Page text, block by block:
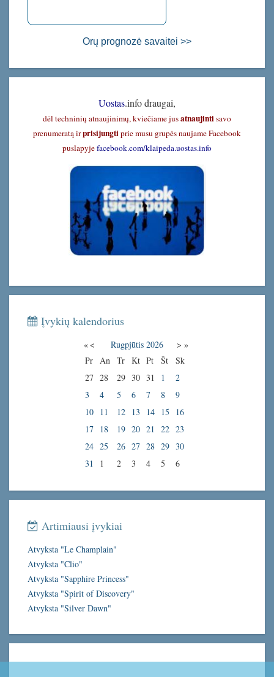
Orų prognozė savaitei >>
Uostas.info draugai,
dėl techninių atnaujinimų, kviečiame jusatnaujintisavo
prenumeratą irprisijungtiprie musu grupės naujame Facebook
puslapyjefacebook.com/klaipeda.uostas.info
Įvykių kalendorius
« < Rugpjūtis 2026 > »
Pr
An Tr Kt Pt Št
Sk
27 28 29 30 31 1
2
3
4 5 6 7 8
9
10
11 12 13 14 15
16
17
18 19 20 21 22 23
24 25 26 27 28 29
30
31
1 2 3 4 5 6
Artimiausi įvykiai
Atvyksta "Le Champlain"
Atvyksta "Clio"
Atvyksta "Sapphire Princess"
Atvyksta "Spirit of Discovery"
Atvyksta "Silver Dawn"